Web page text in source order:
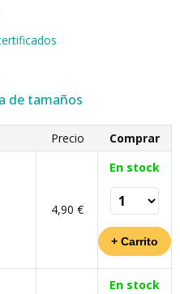
de tamaños
Precio Comprar
4,90 €
En stock
En stock